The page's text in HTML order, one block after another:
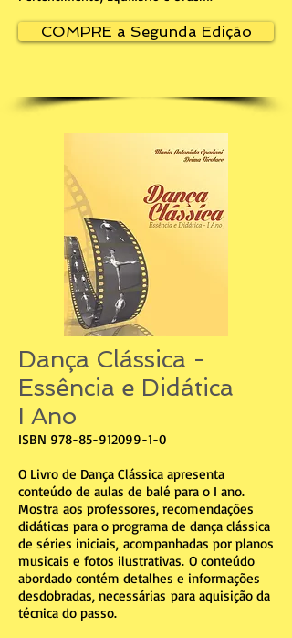
COMPRE a Segunda Edição
Dança Clássica -
Essência e Didática
I Ano
ISBN 978-85-912099-1-0
O Livro de Dança Clássica apresenta
conteúdo de aulas de balé para o I ano.
Mostra aos professores, recomendações
didáticas para o programa de dança clássica
de séries iniciais, acompanhadas por planos
musicais e fotos ilustrativas. O conteúdo
abordado contém detalhes e informações
desdobradas, necessárias para aquisição da
técnica do passo.